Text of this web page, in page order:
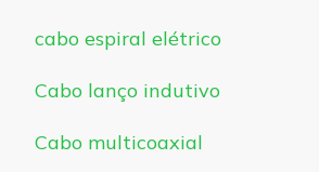
cabo espiral elétrico
Cabo lanço indutivo
Cabo multicoaxial